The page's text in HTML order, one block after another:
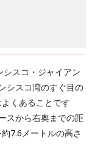
スコ・ジャイアン
シスコ湾のすぐ目の
くあることです
スから右奥までの距
7.6メートルの高さ